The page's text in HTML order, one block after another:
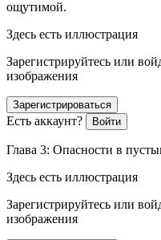
ощутимой.
Здесь есть иллюстрация
Зарегистрируйтесь или
изображения
Зарегистрироваться
Есть аккаунт? Войти
Глава 3: Опасности в
Здесь есть иллюстрация
Зарегистрируйтесь или
изображения